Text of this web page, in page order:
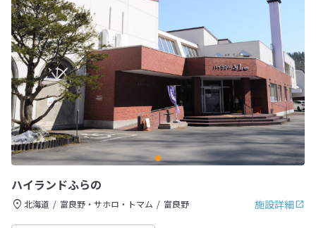
ハイランドふらの
施設詳細
北海道 富良野・サホロ・トマム 富良野